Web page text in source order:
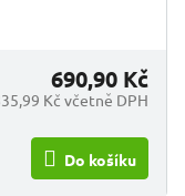
Kč včetně DPH
690,90 Kč
Do košíku